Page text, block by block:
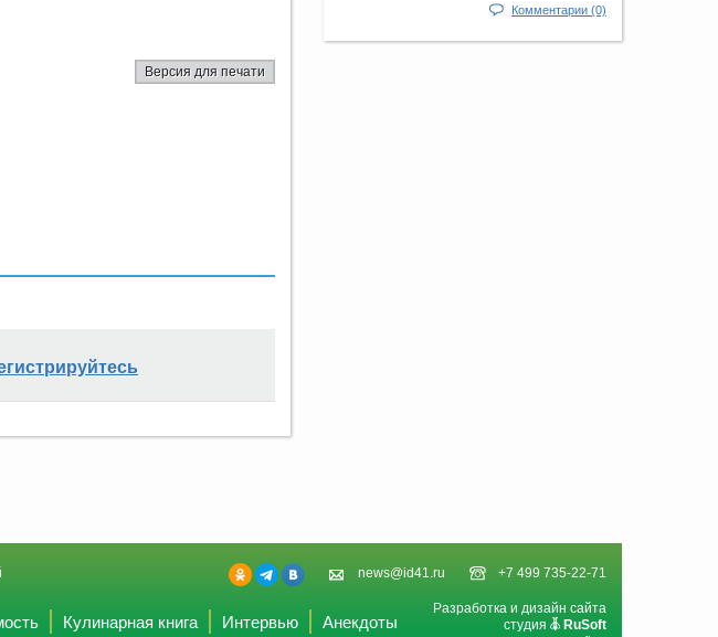
Версия для печати
Комментарии (0)
news@id41.ru +7 499 735-22-71
Разработка и дизайн сайта
студия
RuSoft
Кулинарная книга Интервью Анекдоты